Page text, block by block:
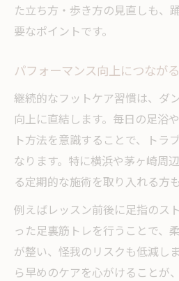
た立ち方・歩き方の見直しも、
要なポイントです。
パフォーマンス向上につなが
継続的なフットケア習慣は、ダ
向上に直結します。毎日の足浴
ト方法を意識することで、トラ
なります。特に横浜や茅ヶ崎周
る定期的な施術を取り入れる方
例えばレッスン前後に足指のス
った足裏筋トレを行うことで、
が整い、怪我のリスクも低減し
ら早めのケアを心がけることが